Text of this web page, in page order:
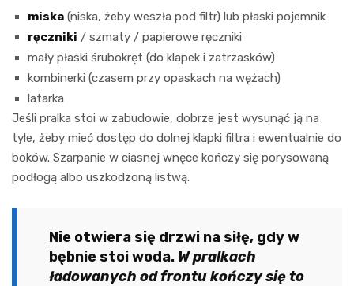
miska (niska, żeby weszła pod filtr) lub płaski pojemnik
ręczniki / szmaty / papierowe ręczniki
mały płaski śrubokręt (do klapek i zatrzasków)
kombinerki (czasem przy opaskach na wężach)
latarka
Jeśli pralka stoi w zabudowie, dobrze jest wysunąć ją na
tyle, żeby mieć dostęp do dolnej klapki filtra i ewentualnie do
boków. Szarpanie w ciasnej wnęce kończy się porysowaną
podłogą albo uszkodzoną listwą.
Nie otwiera się drzwi na siłę, gdy w
bębnie stoi woda. W pralkach
ładowanych od frontu kończy się to